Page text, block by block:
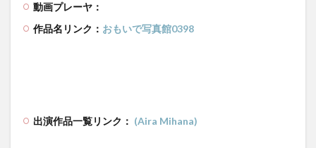
動画プレーヤ：
作品名リンク： おもいで写真館0398
出演作品一覧リンク： (Aira Mihana)